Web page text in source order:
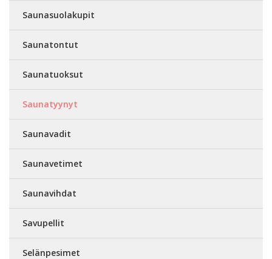
Saunasuolakupit
Saunatontut
Saunatuoksut
Saunatyynyt
Saunavadit
Saunavetimet
Saunavihdat
Savupellit
Selänpesimet